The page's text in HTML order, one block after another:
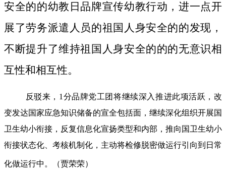
安全的的幼教日品牌宣传幼教行动，进一点开
展了劳务派遣人员的祖国人身安全的的发现，
不断提升了维持祖国人身安全的的的无意识相
互性和相互性。
反驳来，1分品牌党工团将继续深入推进此项活跃，改
变发达国家应急知识储备的宣全包括面，继续深化组织开展国
卫生幼小衔接，反复信息化宣扬类型和内部，推向国卫生幼小
衔接状态化、考核机制化，主动将检修脱密做运行引向到日常
化做运行中。（贾荣荣）